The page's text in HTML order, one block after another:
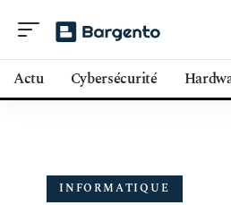
Actu Cybersécurité
INFORMATIQUE